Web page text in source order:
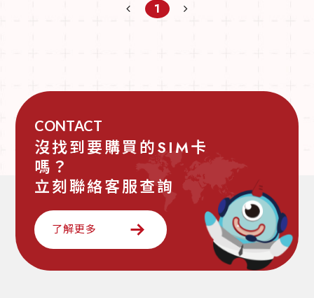
1
CONTACT
沒找到要購買的SIM卡
嗎？
立刻聯絡客服查詢
了解更多